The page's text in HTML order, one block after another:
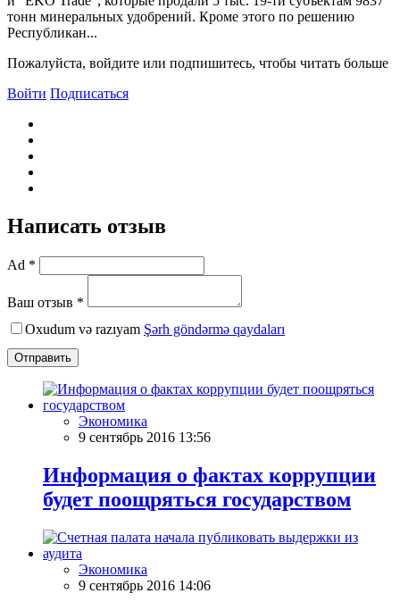
тонн минеральных удобрений. Кроме этого по решению
Республикан...
Пожалуйста, войдите или подпишитесь, чтобы читать больше
Войти Подписаться
Написать отзыв
Ad *
Ваш отзыв *
Oxudum və razıyam Şərh göndərmə qaydaları
Отправить
Экономика
9 сентябрь 2016 13:56
Информация о фактах коррупции
будет поощряться государством
Экономика
9 сентябрь 2016 14:06